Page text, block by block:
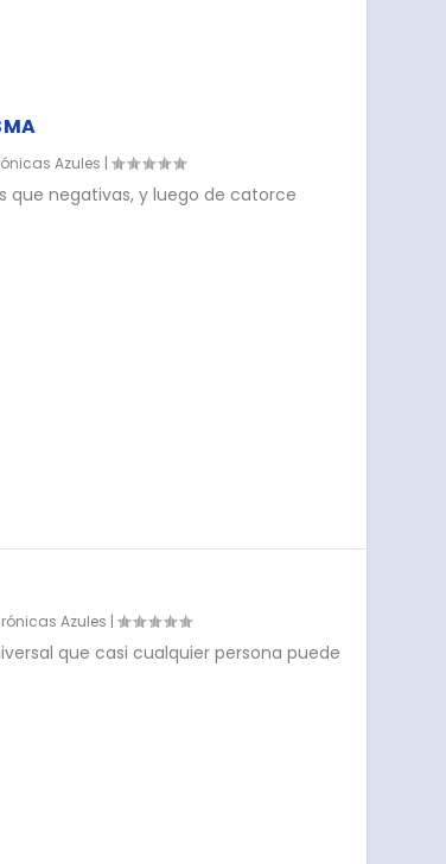
Azules |
que negativas, y luego de catorce
Azules |
que casi cualquier persona puede